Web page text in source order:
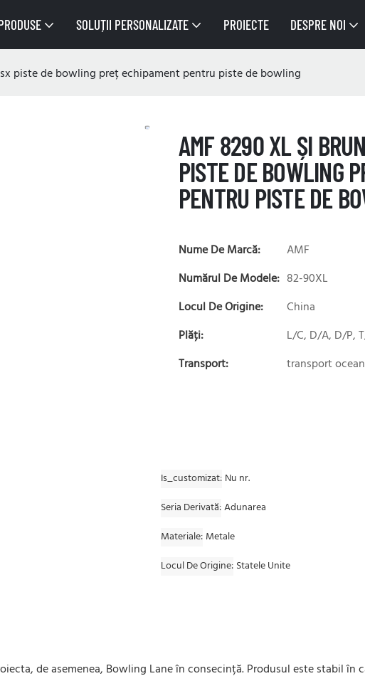
SOLUȚII PERSONALIZATE PROIECTE DESPRE NOI
piste de bowling preț echipament pentru piste de bowling
AMF 8290 XL ȘI
PISTE DE BOWLING
PENTRU PISTE DE
Nume De Marcă:
AMF
Numărul De Modele: 82-90XL
Locul De Origine:
China
Plăți:
L/C, D/A, D/P,
Transport:
transport
Is_customizat Nu nr.
Seria Derivată Adunarea
Materiale Metale
Locul De Origine Statele Unite
de asemenea, Bowling Lane în consecință. Produsul este stabil în